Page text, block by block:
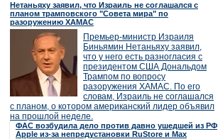
Нетаньяху заявил, что Израиль не соглашался с
планом трамповского "Совета мира" по
разоружению ХАМАС
Премьер-министр Израиля
Биньямин Нетаньяху заявил,
что у него есть разногласия с
президентом США Дональдом
Трампом по вопросу
разоружения ХАМАС. По его
словам, Израиль не соглашался
с планом, о котором американский лидер объявил
на прошлой неделе.
ФАС возбудила дело против давно ушедшей из РФ
Apple из-за непредустановки RuStore и Max